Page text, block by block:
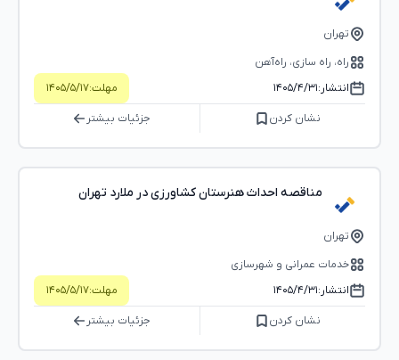
تهران
راه، راه‌ سازی، راه‌آهن
انتشار:۱۴۰۵/۴/۳۱ مهلت:۱۴۰۵/۵/۱۷
نشان کردن جزئیات بیشتر
مناقصه احداث هنرستان کشاورزی در ملارد تهران
تهران
خدمات عمرانی و شهرسازی
انتشار:۱۴۰۵/۴/۳۱ مهلت:۱۴۰۵/۵/۱۷
نشان کردن جزئیات بیشتر